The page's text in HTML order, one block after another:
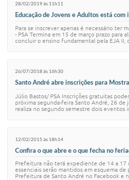
28/02/2019 às 11h11
Educação de Jovens e Adultos está
Para se inscrever apenas é necessário ter
- PSA Termina em 15 de março prazo para
concluir o ensino fundamental pela EJA II,
26/07/2018 às 16h30
Santo André abre inscrições para
Júlio Bastos/ PSA Inscrições gratuitas
próxima segunda-feira Santo André, 26 de
realiza no segundo semestre dois eventos
12/02/2015 às 18h14
Confira o que abre e o que fecha no
Prefeitura não terá expediente de 14 a 17
essenciais serão mantidos em esquema de
Prefeitura de Santo André no Facebook e